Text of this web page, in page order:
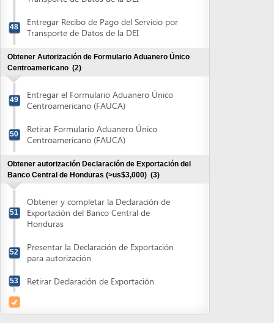
Honduras
52 Presentar la Declaración de Exportación
para autorización
53 Retirar Declaración de Exportación
Powered by eRegulations (c), a content management system developed by UNCTAD's
Investment and Enterprise Division,Business Facilitation Programand licensed under